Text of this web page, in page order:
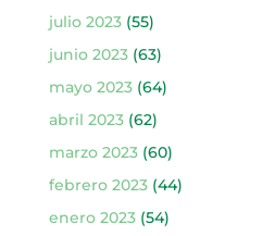
julio 2023(55)
junio 2023(63)
mayo 2023(64)
abril 2023(62)
marzo 2023(60)
febrero 2023(44)
enero 2023(54)